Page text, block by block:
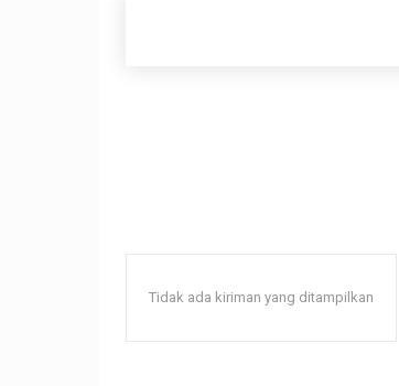
Tidak ada kiriman yang ditampilkan